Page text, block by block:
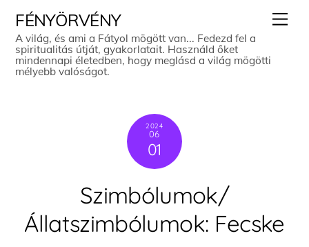
content
FÉNYÖRVÉNY
A világ, és ami a Fátyol mögött van... Fedezd fel a
spiritualitás útját, gyakorlatait. Használd őket
mindennapi életedben, hogy meglásd a világ mögötti
mélyebb valóságot.
2024
06
01
Szimbólumok/
Állatszimbólumok: Fecske